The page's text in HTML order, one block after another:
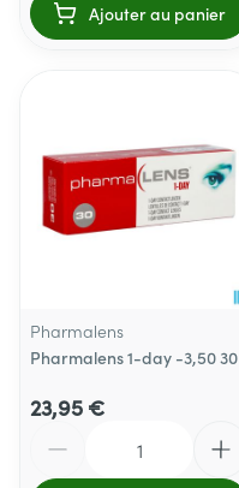
Ajouter au panier
Pharmalens
Pharmalens 1-day -3,50 30
23,95 €